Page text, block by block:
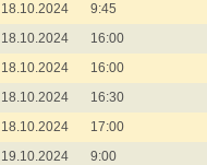
18.10.2024 9:45
18.10.2024 16:00
18.10.2024 16:00
18.10.2024 16:30
18.10.2024 17:00
19.10.2024 9:00